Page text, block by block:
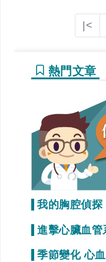
|<
熱門文章
我的胸腔偵探
療是為了未來生
進擊心臟血管
調整生活習慣「
季節變化 心